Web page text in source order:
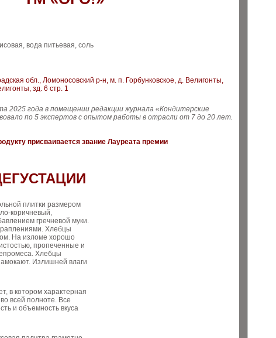
вода питьевая, соль
обл., Ломоносовский р-н, м. п. Горбунковское, д. Велигонты,
зд. 6 стр. 1
2025 года в помещении редакции журнала «Кондитерские
по 5 экспертов с опытом работы в отрасли от 7 до 20 лет.
присваивается звание Лауреата премии
плитки размером
коричневый,
гречневой муки.
Хлебцы
На изломе хорошо
пропеченные и
Хлебцы
Излишней влаги
в котором характерная
всей полноте. Все
и объемность вкуса